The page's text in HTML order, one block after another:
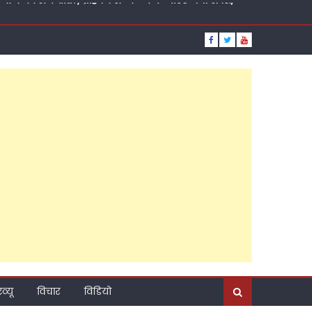
कद, पांच दशक की तपस्या, जनसेवा की ऐसी लकीर कि
डॉक्टर जीराज के समर्थन में खुलकर आया सागर समाज
बनने की कामना की
समर्थकों से खुद को ही घोषित करवा दिया उम्मीदवार,
सीट से कथित तौर पर स्वयंभू उम्मीदवार बन गईं सुप्रिया
विचार विडियो